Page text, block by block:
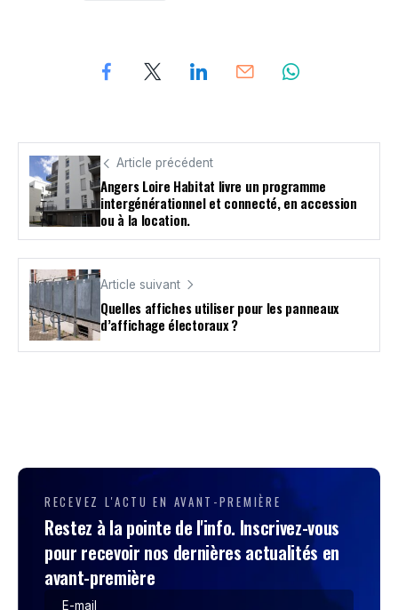
Article précédent
Angers Loire Habitat livre un programme
intergénérationnel et connecté, en accession
ou à la location.
Article suivant
Quelles affiches utiliser pour les panneaux
d’affichage électoraux ?
RECEVEZ L'ACTU EN AVANT-PREMIÈRE
Restez à la pointe de l'info. Inscrivez-vous
pour recevoir nos dernières actualités en
avant-première